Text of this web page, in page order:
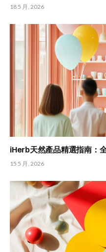
18 5 月, 2026
iHerb天然產品精選指南：
15 5 月, 2026